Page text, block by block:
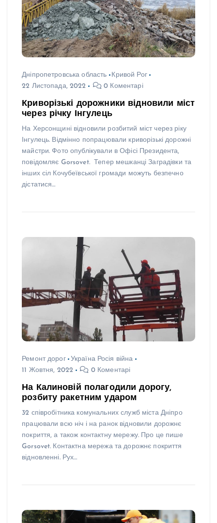
Дніпропетровська область
Кривой Рог
22 Листопада, 2022
0 Коментарі
Криворізькі дорожники відновили міст
через річку Інгулець
На Херсонщині відновили розбитий міст через ріку
Інгулець. Відмінно попрацювали криворізькі дорожні
майстри. Фото опублікували в Офісі Президента,
повідомляє Gorsovet. Тепер мешканці Заградівки та
інших сіл Кочубеївської громади можуть безпечно
дістатися…
Ремонт дорог
Україна Росія війна
11 Жовтня, 2022
0 Коментарі
На Калиновій полагодили дорогу,
розбиту ракетним ударом
32 співробітника комунальних служб міста Дніпро
працювали всю ніч і на ранок відновили дорожнє
покриття, а також контактну мережу. Про це пише
Gorsovet. Контактна мережа та дорожнє покриття
відновленні. Рух…